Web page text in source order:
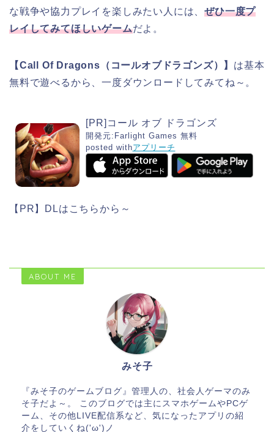
な戦争や協力プレイを楽しみたい人には、ぜひ一度プ
レイしてみてほしいゲームだよ。
【Call Of Dragons（コールオブドラゴンズ）】 は基本
無料で遊べるから、一度ダウンロードしてみてね～。
[PR]コール オブ ドラゴンズ
開発元: Farlight Games 無料
posted withアプリーチ
【PR】DLはこちらから～
ABOUT ME
みそ子
『みそ子のゲームブログ』管理人の、社会人ゲーマのみ
そ子だよ～。 このブログでは主にスマホゲームやPCゲ
ーム、その他LIVE配信系など、気になったアプリの紹
介をしていくね('ω')ノ